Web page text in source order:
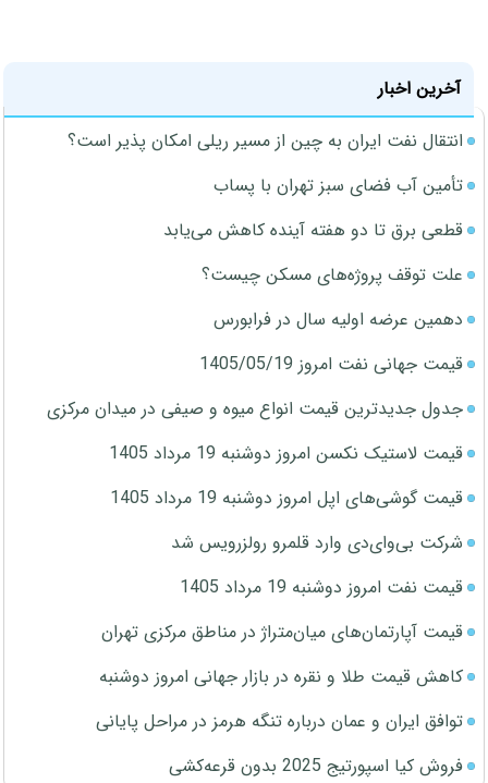
آخرین اخبار
انتقال نفت ایران به چین از مسیر ریلی امکان پذیر است؟
تأمین آب فضای سبز تهران با پساب
قطعی برق تا دو هفته آینده کاهش می‌یابد
علت توقف پروژه‌های مسکن چیست؟
دهمین عرضه اولیه سال در فرابورس
قیمت جهانی نفت امروز 1405/05/19
جدول جدیدترین قیمت انواع میوه و صیفی در میدان مرکزی
قیمت لاستیک نکسن امروز دوشنبه 19 مرداد 1405
قیمت گوشی‌های اپل امروز دوشنبه 19 مرداد 1405
شرکت بی‌وای‌دی وارد قلمرو رولزرویس شد
قیمت نفت امروز دوشنبه 19 مرداد 1405
قیمت آپارتمان‌های میان‌متراژ در مناطق مرکزی تهران
کاهش قیمت طلا و نقره در بازار جهانی امروز دوشنبه
توافق ایران و عمان درباره تنگه هرمز در مراحل پایانی
فروش کیا اسپورتیج 2025 بدون قرعه‌کشی